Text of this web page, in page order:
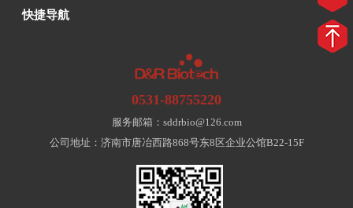
快捷导航
0531-88755220
服务邮箱：sddrbio@126.com
公司地址：济南市唐冶西路868号东8区企业公馆B22-15F